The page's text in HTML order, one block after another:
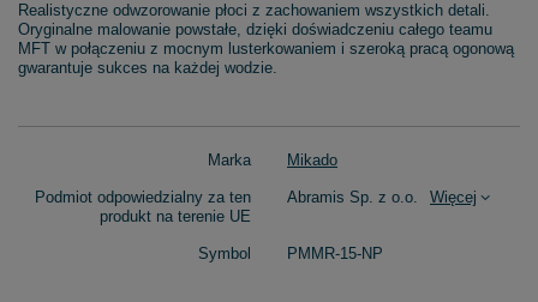
Realistyczne odwzorowanie płoci z zachowaniem wszystkich detali.
Oryginalne malowanie powstałe, dzięki doświadczeniu całego teamu
MFT w połączeniu z mocnym lusterkowaniem i szeroką pracą ogonową
gwarantuje sukces na każdej wodzie.
Marka Mikado
Podmiot odpowiedzialny za ten
produkt na terenie UE
Abramis Sp. z o.o. Więcej
Symbol PMMR-15-NP